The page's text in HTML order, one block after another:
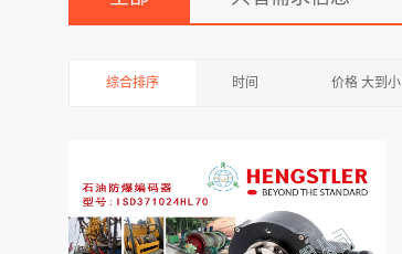
综合排序 时间 价格 大到小